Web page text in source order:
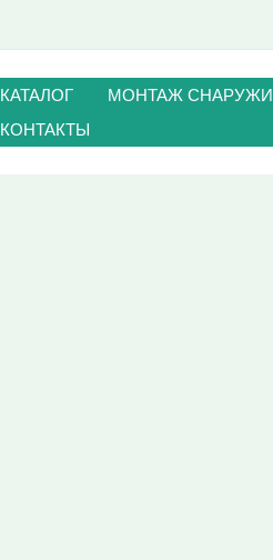
КАТАЛОГ МОНТАЖ СНАРУЖИ
КОНТАКТЫ